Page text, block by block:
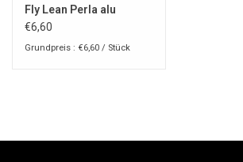
Fly Lean Perla alu
€6,60
Grundpreis : €6,60 / Stück